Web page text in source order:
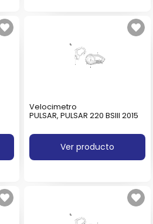
Velocimetro
PULSAR, PULSAR 220 BSIII 2015
Ver producto